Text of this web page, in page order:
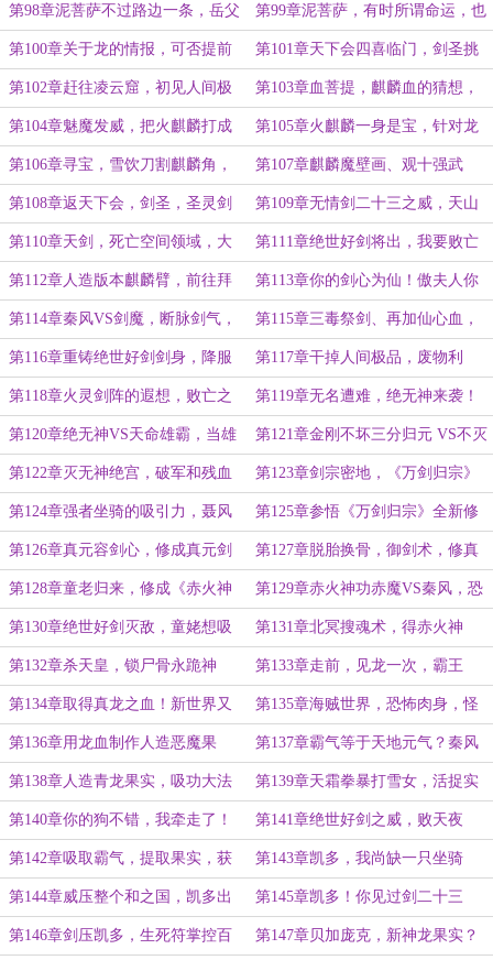
修炼《化功大法》 力，有压力才有动力
第98章泥菩萨不过路边一条，岳父
咱们一试便知！
第99章泥菩萨，有时所谓命运，也
可以掌握在自己手中！
第100章关于龙的情报，可否提前
屠龙？
第101章天下会四喜临门，剑圣挑
战天山童姥
第102章赶往凌云窟，初见人间极
品，千里传神大法
第103章血菩提，麒麟血的猜想，
断浪背刺
第104章魅魔发威，把火麒麟打成
歪嘴，然后破防
第105章火麒麟一身是宝，针对龙
的猜测，新屠龙之术
第106章寻宝，雪饮刀割麒麟角，
剔麒麟牙，冰心诀
第107章麒麟魔壁画、观十强武
道！玄武真功
第108章返天下会，剑圣，圣灵剑
法剑二十三！
第109章无情剑二十三之威，天山
童姥惊惧！
第110章天剑，死亡空间领域，大
婚！贺礼冰魄！
第111章绝世好剑将出，我要败亡
之剑铸神兵！打工云
第112章人造版本麒麟臂，前往拜
剑山庄
第113章你的剑心为仙！傲夫人你
也不想....
第114章秦风VS剑魔，断脉剑气，
舔到最后一无所有
第115章三毒祭剑、再加仙心血，
麒麟血，绝世好剑成！
第116章重铸绝世好剑剑身，降服
绝世剑魂
第117章干掉人间极品，废物利
用，量产火灵剑！
第118章火灵剑阵的遐想，败亡之
剑解封！
第119章无名遭难，绝无神来袭！
给老岳父开挂
第120章绝无神VS天命雄霸，当雄
霸练了金刚不坏神功！
第121章金刚不坏三分归元 VS不灭
金身杀拳，绝无神死
第122章灭无神绝宫，破军和残血
无名
第123章剑宗密地，《万剑归宗》
真要自废武功吗？
第124章强者坐骑的吸引力，聂风
破防，想砍死破军
第125章参悟《万剑归宗》全新修
炼方式！剑气冲天
第126章真元容剑心，修成真元剑
气
第127章脱胎换骨，御剑术，修真
第一步
第128章童老归来，修成《赤火神
功》极道青焰高手
第129章赤火神功赤魔VS秦风，恐
怖青焰
第130章绝世好剑灭敌，童姥想吸
功赤火神功
第131章北冥搜魂术，得赤火神
功！红发版巫行云
第132章杀天皇，锁尸骨永跪神
州，准备前往新世界
第133章走前，见龙一次，霸王
龙，还是神龙！
第134章取得真龙之血！新世界又
是海上！
第135章海贼世界，恐怖肉身，怪
物满地走
第136章用龙血制作人造恶魔果
实？去找凯老师
第137章霸气等于天地元气？秦风
的猜测，抵达庞克哈萨德岛
第138章人造青龙果实，吸功大法
另类作用？
第139章天霜拳暴打雪女，活捉实
验
第140章你的狗不错，我牵走了！
挑衅小丑
第141章绝世好剑之威，败天夜
叉！
第142章吸取霸气，提取果实，获
得霸王色
第143章凯多，我尚缺一只坐骑
第144章威压整个和之国，凯多出
战，霸王色缠绕武学
第145章凯多！你见过剑二十三
吗？死亡空间！
第146章剑压凯多，生死符掌控百 第147章贝加庞克，新神龙果实？